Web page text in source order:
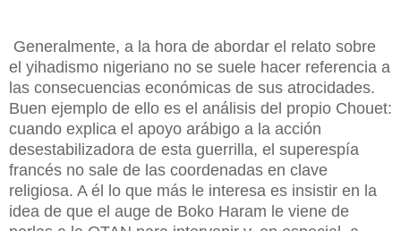
Generalmente, a la hora de abordar el relato sobre
el yihadismo nigeriano no se suele hacer referencia a
las consecuencias económicas de sus atrocidades.
Buen ejemplo de ello es el análisis del propio Chouet:
cuando explica el apoyo arábigo a la acción
desestabilizadora de esta guerrilla, el superespía
francés no sale de las coordenadas en clave
religiosa. A él lo que más le interesa es insistir en la
idea de que el auge de Boko Haram le viene de